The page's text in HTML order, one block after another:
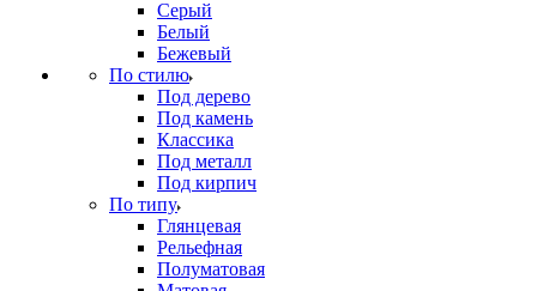
Серый
Белый
Бежевый
По стилю
Под дерево
Под камень
Классика
Под металл
Под кирпич
По типу
Глянцевая
Рельефная
Полуматовая